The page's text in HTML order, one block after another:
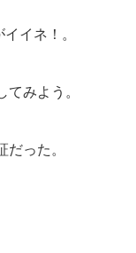
イネ！。
みよう。
った。